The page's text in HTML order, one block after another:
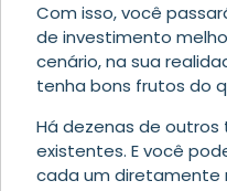
Com isso, você
de investimento
cenário, na sua
tenha bons frutos do
Há dezenas de
existentes. E você
cada um diretamente